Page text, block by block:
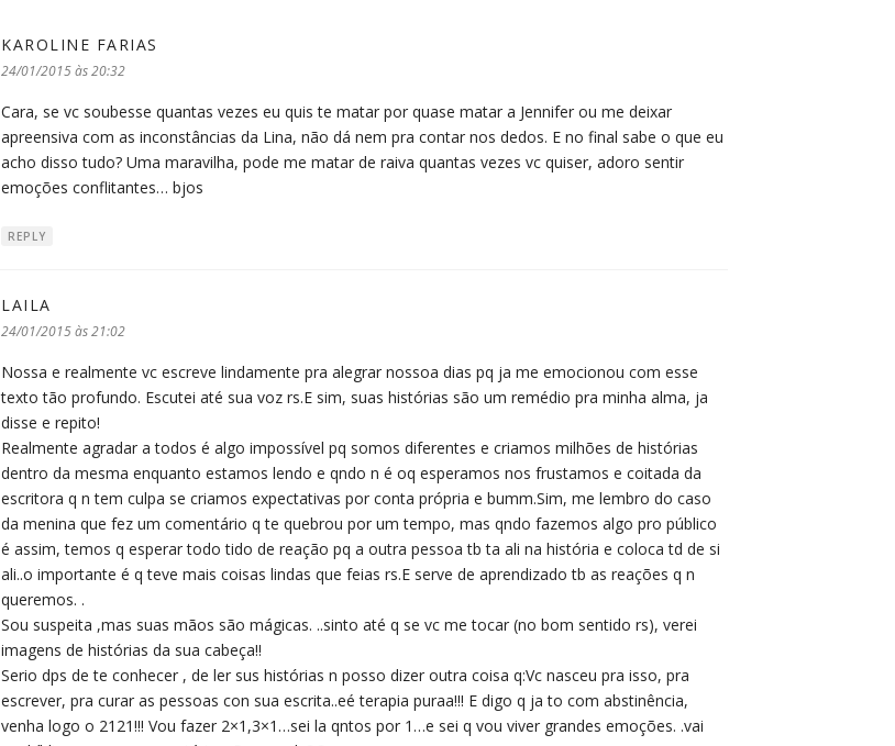
KAROLINE FARIAS
24/01/2015 às 20:32
Cara, se vc soubesse quantas vezes eu quis te matar por quase matar a Jennifer ou me deixar
apreensiva com as inconstâncias da Lina, não dá nem pra contar nos dedos. E no final sabe o que eu
acho disso tudo? Uma maravilha, pode me matar de raiva quantas vezes vc quiser, adoro sentir
emoções conflitantes… bjos
REPLY
LAILA
24/01/2015 às 21:02
Nossa e realmente vc escreve lindamente pra alegrar nossoa dias pq ja me emocionou com esse
texto tão profundo. Escutei até sua voz rs.E sim, suas histórias são um remédio pra minha alma, ja
disse e repito!
Realmente agradar a todos é algo impossível pq somos diferentes e criamos milhões de histórias
dentro da mesma enquanto estamos lendo e qndo n é oq esperamos nos frustamos e coitada da
escritora q n tem culpa se criamos expectativas por conta própria e bumm.Sim, me lembro do caso
da menina que fez um comentário q te quebrou por um tempo, mas qndo fazemos algo pro público
é assim, temos q esperar todo tido de reação pq a outra pessoa tb ta ali na história e coloca td de si
ali..o importante é q teve mais coisas lindas que feias rs.E serve de aprendizado tb as reações q n
queremos. .
Sou suspeita ,mas suas mãos são mágicas. ..sinto até q se vc me tocar (no bom sentido rs), verei
imagens de histórias da sua cabeça!!
Serio dps de te conhecer , de ler sus histórias n posso dizer outra coisa q:Vc nasceu pra isso, pra
escrever, pra curar as pessoas con sua escrita..eé terapia puraa!!! E digo q ja to com abstinência,
venha logo o 2121!!! Vou fazer 2×1,3×1…sei la qntos por 1…e sei q vou viver grandes emoções. .vai